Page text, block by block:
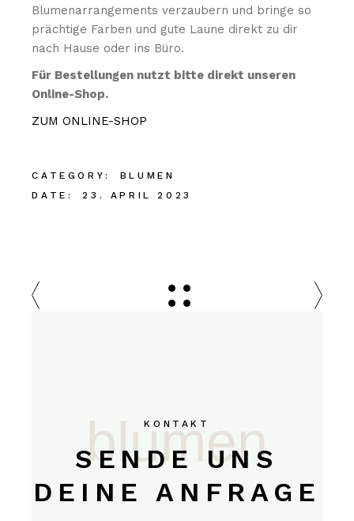
Blumenarrangements verzaubern und bringe so
prächtige Farben und gute Laune direkt zu dir
nach Hause oder ins Büro.
Für Bestellungen nutzt bitte direkt unseren
Online-Shop.
ZUM ONLINE-SHOP
CATEGORY:
BLUMEN
DATE:
23. APRIL 2023
blumen
KONTAKT
SENDE UNS
DEINE ANFRAGE